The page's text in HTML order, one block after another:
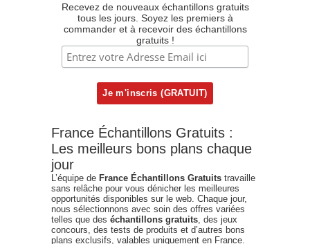
Recevez de nouveaux échantillons gratuits
tous les jours. Soyez les premiers à
commander et à recevoir des échantillons
gratuits !
France Échantillons Gratuits :
Les meilleurs bons plans chaque
jour
L’équipe de France Échantillons Gratuits travaille
sans relâche pour vous dénicher les meilleures
opportunités disponibles sur le web. Chaque jour,
nous sélectionnons avec soin des offres variées
telles que des échantillons gratuits , des jeux
concours, des tests de produits et d’autres bons
plans exclusifs, valables uniquement en France.